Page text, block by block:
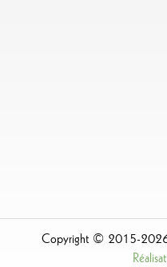
Copyright © 2015-2026